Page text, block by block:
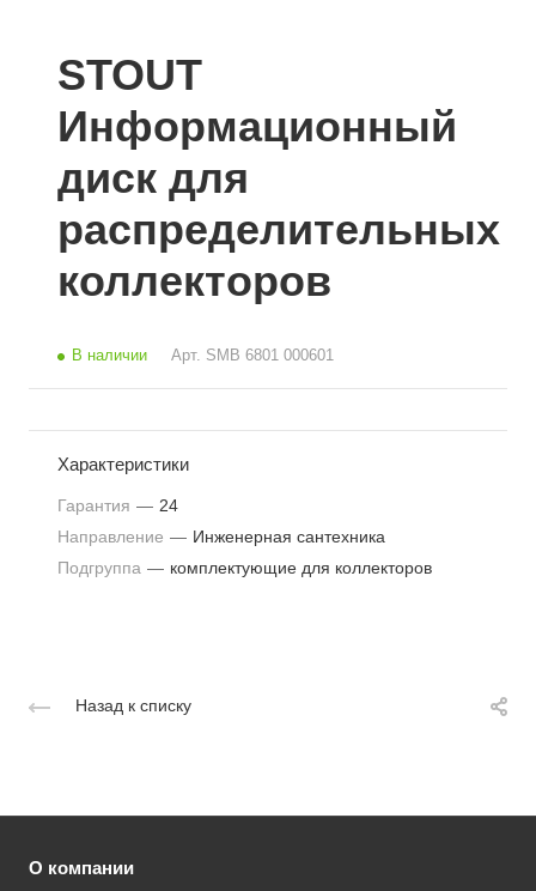
STOUT
Информационный
диск для
распределительных
коллекторов
В наличии Арт. SMB 6801 000601
Характеристики
Гарантия — 24
Направление — Инженерная сантехника
Подгруппа — комплектующие для коллекторов
Назад к списку
О компании